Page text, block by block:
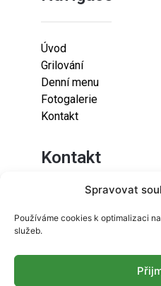
Spravovat
Používáme cookies k optimalizaci
služeb.
Úvod
Grilování
Denní menu
Fotogalerie
Kontakt
Kontakt
Lazaretní 925/9